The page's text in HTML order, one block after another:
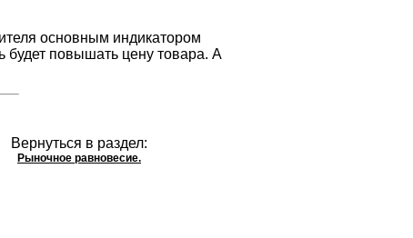
основным индикатором
будет повышать цену товара. А
Вернуться в раздел:
Рыночное равновесие.